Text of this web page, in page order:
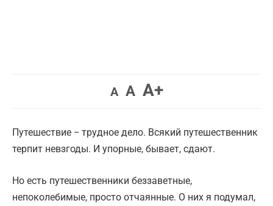
AУменьшить
AВернуть
A+Увеличить
Путешествие − трудное дело. Всякий путешественник
терпит невзгоды. И упорные, бывает, сдают.
Но есть путешественники беззаветные,
непоколебимые, просто отчаянные. О них я подумал,